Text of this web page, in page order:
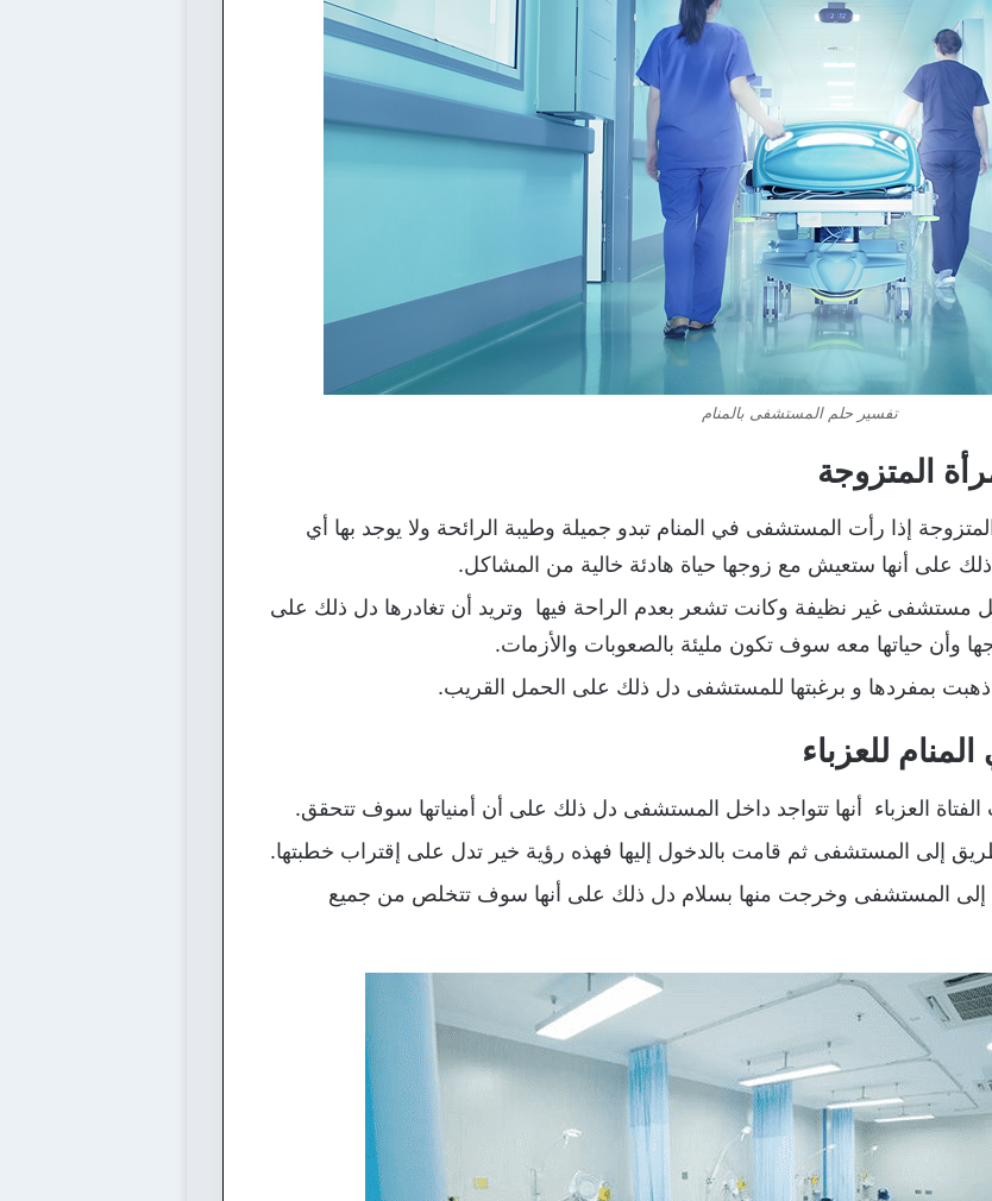
تفسير حلم المستشفى بالمنام
المتزوجة
إذا رأت المستشفى في المنام تبدو جميلة وطيبة الرائحة ولا يوجد بها أي
على أنها ستعيش مع زوجها حياة هادئة خالية من المشاكل.
مستشفى غير نظيفة وكانت تشعر بعدم الراحة فيها وتريد أن تغادرها دل ذلك على
وأن حياتها معه سوف تكون مليئة بالصعوبات والأزمات.
ذهبت بمفردها و برغبتها للمستشفى دل ذلك على الحمل القريب.
للعزباء
الفتاة العزباء أنها تتواجد داخل المستشفى دل ذلك على أن أمنياتها سوف تتحقق.
إلى المستشفى ثم قامت بالدخول إليها فهذه رؤية خير تدل على إقتراب خطبتها.
إلى المستشفى وخرجت منها بسلام دل ذلك على أنها سوف تتخلص من جميع